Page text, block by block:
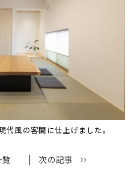
風の客間に仕上げました。
覧 次の記事